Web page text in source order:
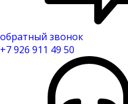
обратный звонок
+7 926 911 49 50